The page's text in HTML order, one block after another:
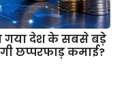
गया देश के सबसे बड़े
छप्परफाड़ कमाई?